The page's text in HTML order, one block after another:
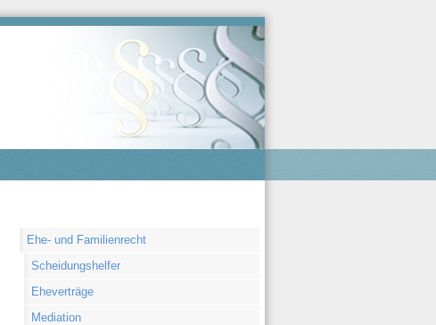
Navigation
Ehe- und Familienrecht
Scheidungshelfer
Eheverträge
Mediation